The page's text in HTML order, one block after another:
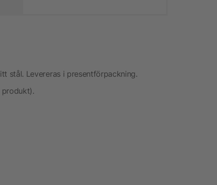
stål. Levereras i presentförpackning.
produkt).